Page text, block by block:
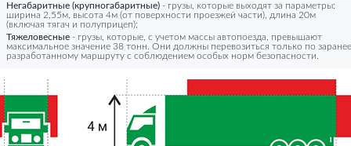
Негабаритные (крупногабаритные) - грузы, которые выходят за параметры:
ширина 2,55м, высота 4м (от поверхности проезжей части), длина 20м
(включая тягач и полуприцеп);
Тяжеловесные - грузы, которые, с учетом массы автопоезда, превышают
максимальное значение 38 тонн. Они должны перевозиться только по заранее
разработанному маршруту с соблюдением особых норм безопасности.